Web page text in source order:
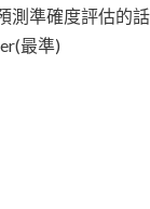
測準確度評估的
最準)